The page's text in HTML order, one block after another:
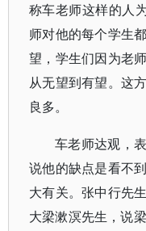
称车老师这样的人
师对他的每个学生
望，学生们因为老
从无望到有望。这
良多。
车老师达观，
说他的缺点是看不
大有关。张中行先
大梁漱溟先生，说